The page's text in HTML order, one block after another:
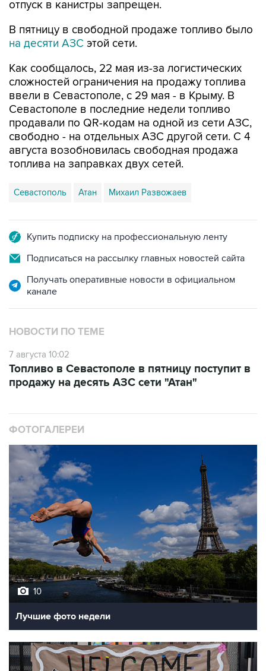
В пятницу в свободной продаже топливо было
Как сообщалось, 22 мая из-за логистических
ввели в Севастополе, с 29 мая - в Крыму. В
Севастополе в последние недели топливо
продавали по QR-кодам на одной из сети АЗС,
свободно - на отдельных АЗС другой сети. С 4
августа возобновилась свободная продажа
топлива на заправках двух сетей.
Севастополь Атан Михаил Развожаев
Подписаться на рассылку главных новостей сайта
Получать оперативные новости в официальном
НОВОСТИ ПО ТЕМЕ
7 августа 10:02
продажу на десять АЗС сети "Атан"
10
Лучшие фото недели